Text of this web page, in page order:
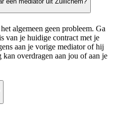
algemeen geen probleem. Ga
van je huidige contract met je
aan je vorige mediator of hij
overdragen aan jou of aan je